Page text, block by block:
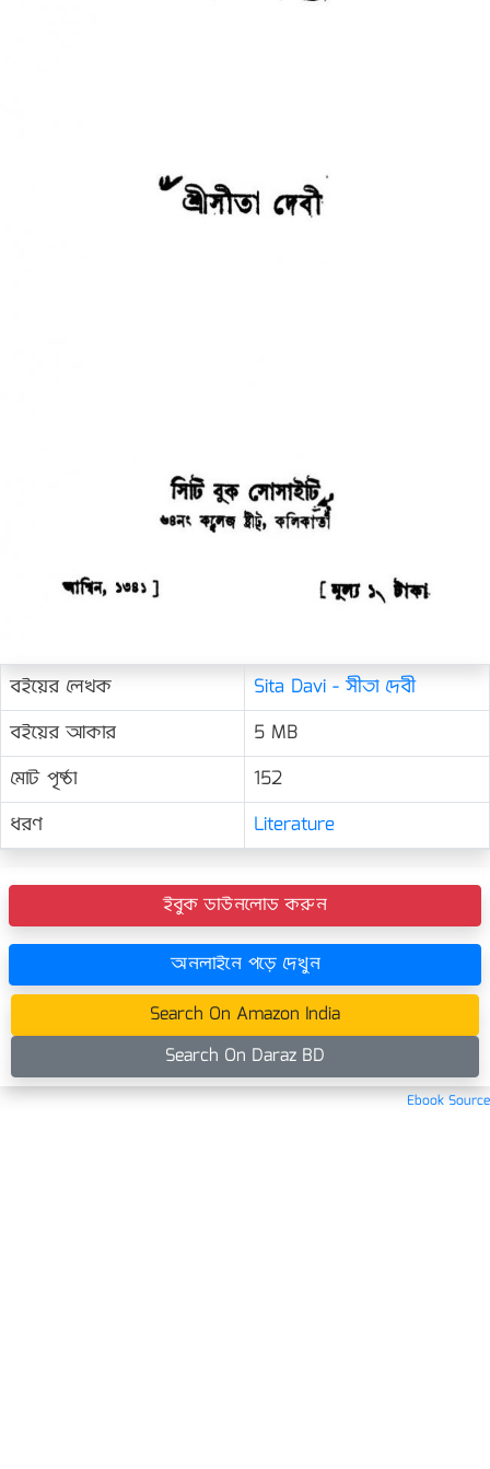
বইয়ের লেখক
Sita Davi - সীতা দেবী
বইয়ের আকার
5 MB
মোট পৃষ্ঠা
152
ধরণ
Literature
ইবুক ডাউনলোড করুন
অনলাইনে পড়ে দেখুন
Search On Amazon India
Search On Daraz BD
Ebook Source